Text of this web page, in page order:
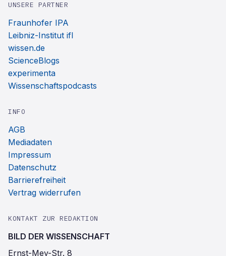
UNSERE PARTNER
Fraunhofer IPA
Leibniz-Institut ifl
wissen.de
ScienceBlogs
experimenta
Wissenschaftspodcasts
INFO
AGB
Mediadaten
Impressum
Datenschutz
Barrierefreiheit
Vertrag widerrufen
KONTAKT ZUR REDAKTION
BILD DER WISSENSCHAFT
Ernst-Mey-Str. 8